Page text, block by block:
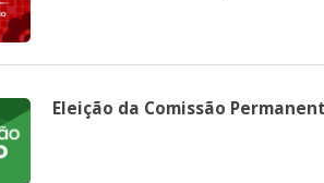
Eleição da Comissão